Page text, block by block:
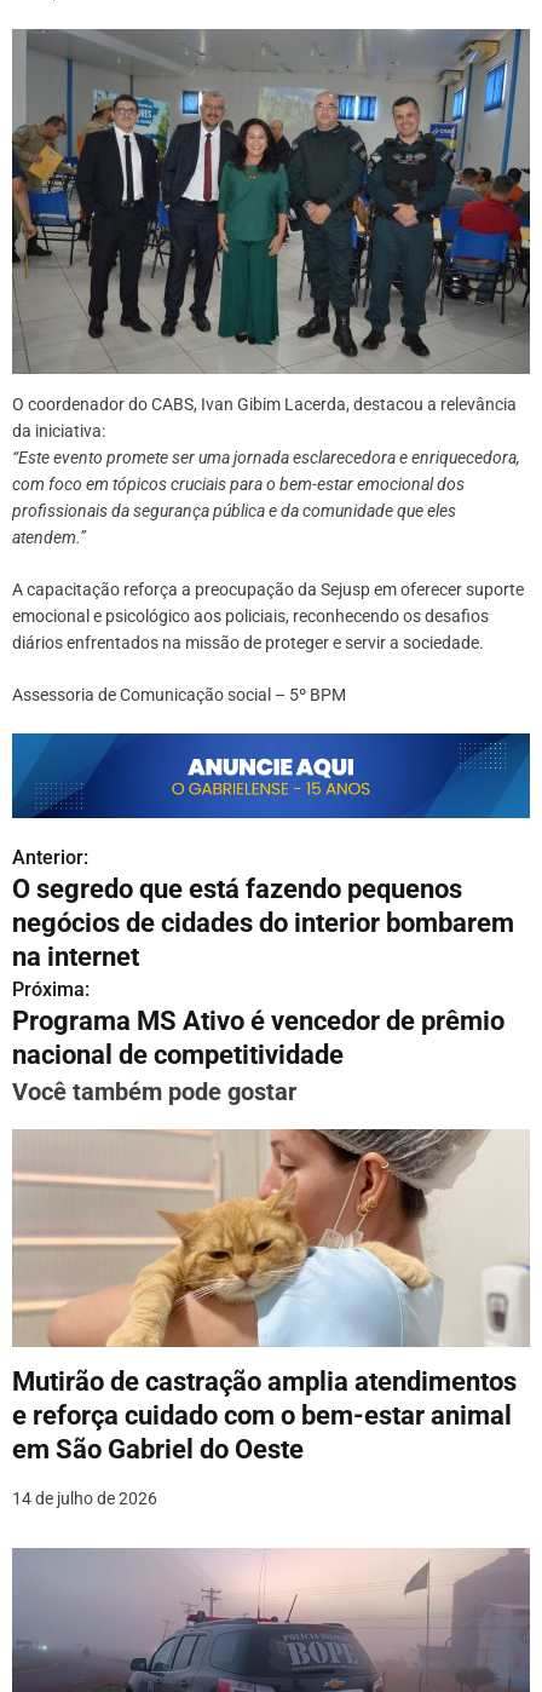
O coordenador do CABS, Ivan Gibim Lacerda, destacou a relevância
da iniciativa:
“Este evento promete ser uma jornada esclarecedora e enriquecedora,
com foco em tópicos cruciais para o bem-estar emocional dos
profissionais da segurança pública e da comunidade que eles
atendem.”
A capacitação reforça a preocupação da Sejusp em oferecer suporte
emocional e psicológico aos policiais, reconhecendo os desafios
diários enfrentados na missão de proteger e servir a sociedade.
Assessoria de Comunicação social – 5º BPM
N
a
v
e
g
a
ç
ã
o
e
P
o
s
t
Anterior:
O segredo que está fazendo pequenos
negócios de cidades do interior bombarem
na internet
Próxima:
Programa MS Ativo é vencedor de prêmio
nacional de competitividade
Você também pode gostar
Mutirão de castração amplia atendimentos
e reforça cuidado com o bem-estar animal
em São Gabriel do Oeste
14 de julho de 2026